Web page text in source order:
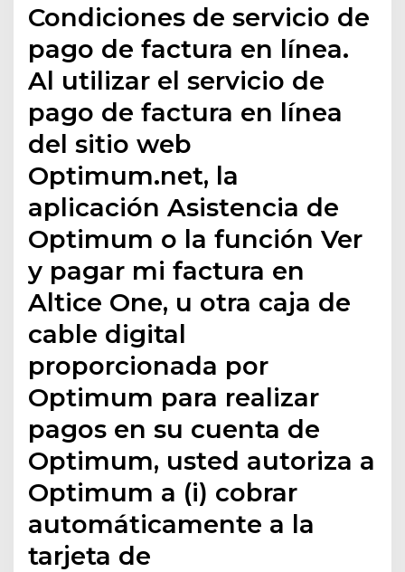
Condiciones de servicio de
pago de factura en línea.
Al utilizar el servicio de
pago de factura en línea
del sitio web
Optimum.net, la
aplicación Asistencia de
Optimum o la función Ver
y pagar mi factura en
Altice One, u otra caja de
cable digital
proporcionada por
Optimum para realizar
pagos en su cuenta de
Optimum, usted autoriza a
Optimum a (i) cobrar
automáticamente a la
tarjeta de